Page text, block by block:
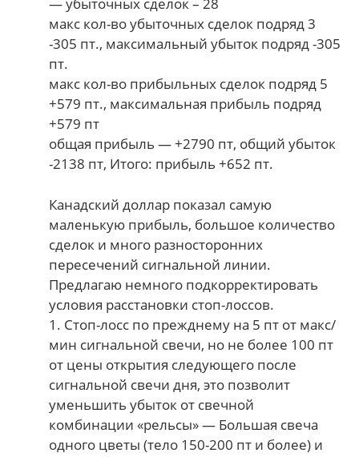
— убыточных сделок – 28
макс кол-во убыточных сделок подряд 3
-305 пт., максимальный убыток подряд -305
пт.
макс кол-во прибыльных сделок подряд 5
+579 пт., максимальная прибыль подряд
+579 пт
общая прибыль — +2790 пт, общий убыток
-2138 пт, Итого: прибыль +652 пт.
Канадский доллар показал самую
маленькую прибыль, большое количество
сделок и много разносторонних
пересечений сигнальной линии.
Предлагаю немного подкорректировать
условия расстановки стоп-лоссов.
1. Стоп-лосс по прежднему на 5 пт от макс/
мин сигнальной свечи, но не более 100 пт
от цены открытия следующего после
сигнальной свечи дня, это позволит
уменьшить убыток от свечной
комбинации «рельсы» — Большая свеча
одного цветы (тело 150-200 пт и более) и